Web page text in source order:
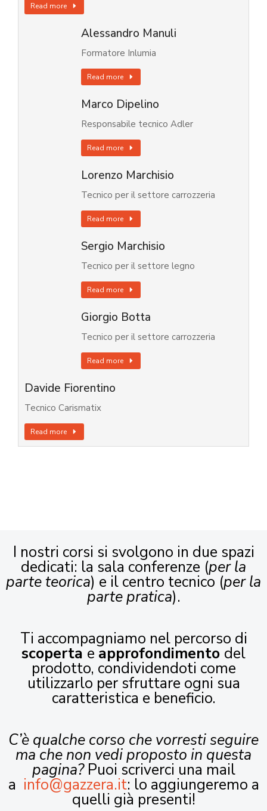
Read more
Alessandro Manuli
Formatore Inlumia
Read more
Marco Dipelino
Responsabile tecnico Adler
Read more
Lorenzo Marchisio
Tecnico per il settore carrozzeria
Read more
Sergio Marchisio
Tecnico per il settore legno
Read more
Giorgio Botta
Tecnico per il settore carrozzeria
Read more
Davide Fiorentino
Tecnico Carismatix
Read more
I nostri corsi si svolgono in due spazi
dedicati: la sala conferenze (per la
parte teorica) e il centro tecnico (per la
parte pratica).
Ti accompagniamo nel percorso di
scoperta e approfondimento del
prodotto, condividendoti come
utilizzarlo per sfruttare ogni sua
caratteristica e beneficio.
C’è qualche corso che vorresti seguire
ma che non vedi proposto in questa
pagina?Puoi scriverci una mail
a info@gazzera.it: lo aggiungeremo a
quelli già presenti!